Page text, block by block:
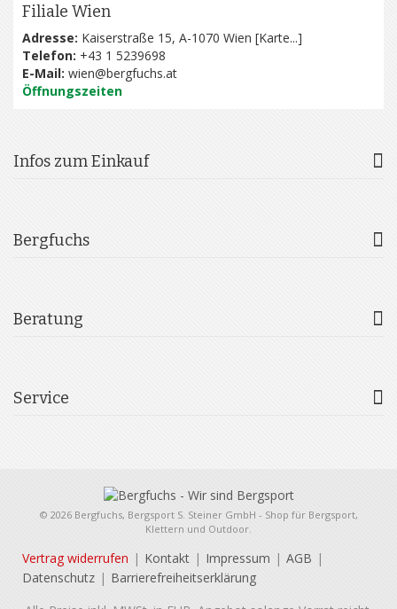
Filiale Wien
Adresse: Kaiserstraße 15, A-1070 Wien [Karte...]
Telefon: +43 1 5239698
E-Mail: wien@bergfuchs.at
Öffnungszeiten
Infos zum Einkauf
Bergfuchs
Beratung
Service
© 2026 Bergfuchs, Bergsport S. Steiner GmbH - Shop für Bergsport,
Klettern und Outdoor.
Vertrag widerrufen Kontakt Impressum
AGB
Datenschutz
Barrierefreiheitserklärung